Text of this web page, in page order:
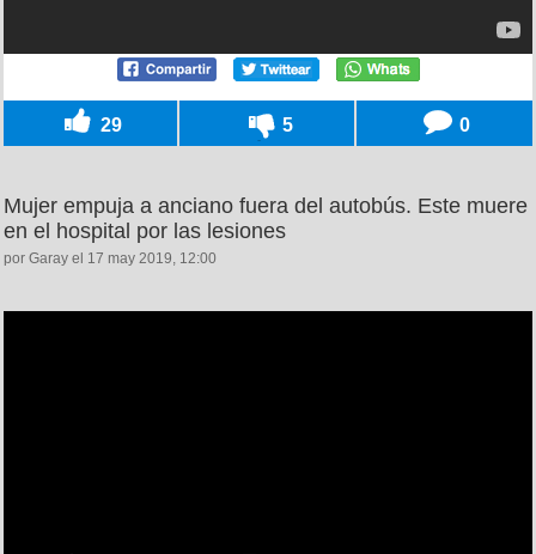
29 5 0
Mujer empuja a anciano fuera del autobús. Este muere
en el hospital por las lesiones
por Garay el 17 may 2019, 12:00